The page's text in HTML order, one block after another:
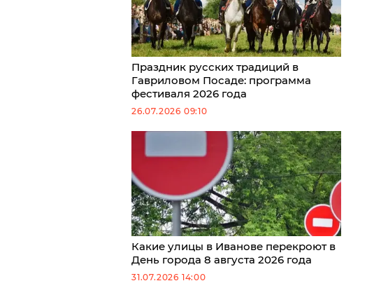
Праздник русских традиций в
Гавриловом Посаде: программа
фестиваля 2026 года
26.07.2026 09:10
Какие улицы в Иванове перекроют в
День города 8 августа 2026 года
31.07.2026 14:00